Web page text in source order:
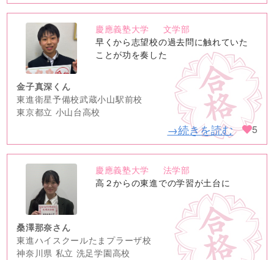
no
image
慶應義塾大学
文学部
早くから志望校の過去問に触れていた
ことが功を奏した
金子真深くん
東進衛星予備校武蔵小山駅前校
東京都立 小山台高校
→続きを読む 5
no
image
慶應義塾大学
法学部
高２からの東進での学習が土台に
桑澤那奈さん
東進ハイスクールたまプラーザ校
神奈川県 私立 洗足学園高校